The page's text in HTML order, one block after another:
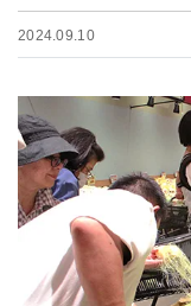
2024.09.10